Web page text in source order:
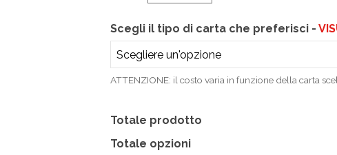
Scegli il tipo di carta che preferisci -
ATTENZIONE: il costo varia in funzione della carta
Totale prodotto
Totale opzioni